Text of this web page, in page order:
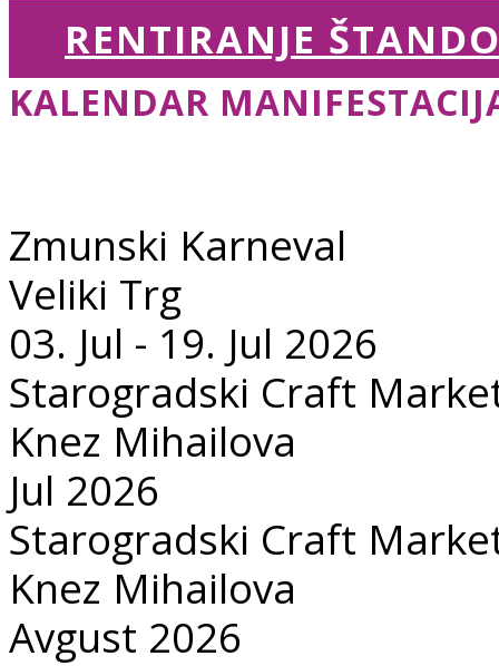
RENTIRANJE
KALENDAR
Zmunski Karneval
Veliki Trg
03. Jul - 19. Jul 2026
Starogradski Craft
Knez Mihailova
Jul 2026
Starogradski Craft
Knez Mihailova
Avgust 2026